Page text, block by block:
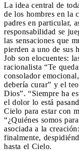
La idea central de
de los hombres en la
padres en particular,
responsabilidad se
las sensaciones que
pierden a uno de sus
Job son elocuentes:
racionalista “Te
consolador
debería curar” y el
Dios”. “Siempre ha
el dolor lo está
Cielo para estar con
“¿Quiénes somos
asociada a la
finalmente,
hasta el Cielo.